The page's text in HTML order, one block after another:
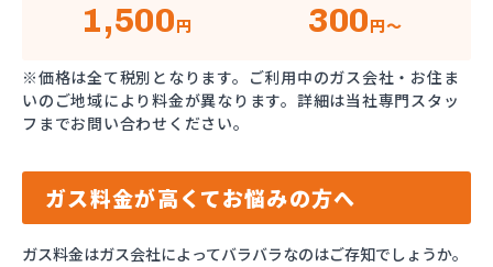
1,500円 300円～
※価格は全て税別となります。ご利用中のガス会社・お住ま
いのご地域により料金が異なります。詳細は当社専門スタッ
フまでお問い合わせください。
ガス料金が高くてお悩みの方へ
ガス料金はガス会社によってバラバラなのはご存知でしょうか。